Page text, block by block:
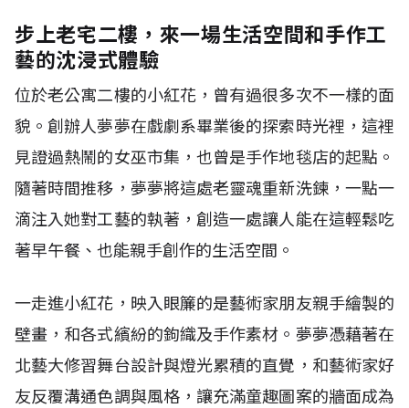
步上老宅二樓，來一場生活空間和手作工
藝的沈浸式體驗
位於老公寓二樓的小紅花，曾有過很多次不一樣的面
貌。創辦人夢夢在戲劇系畢業後的探索時光裡，這裡
見證過熱鬧的女巫市集，也曾是手作地毯店的起點。
隨著時間推移，夢夢將這處老靈魂重新洗鍊，一點一
滴注入她對工藝的執著，創造一處讓人能在這輕鬆吃
著早午餐、也能親手創作的生活空間。
一走進小紅花，映入眼簾的是藝術家朋友親手繪製的
壁畫，和各式繽紛的鉤織及手作素材。夢夢憑藉著在
北藝大修習舞台設計與燈光累積的直覺，和藝術家好
友反覆溝通色調與風格，讓充滿童趣圖案的牆面成為